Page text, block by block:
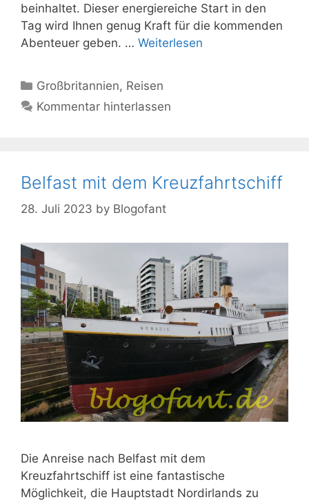
beinhaltet. Dieser energiereiche Start in den
Tag wird Ihnen genug Kraft für die kommenden
Abenteuer geben. … Weiterlesen
Kategorien
Großbritannien, Reisen
Kommentar hinterlassen
Belfast mit dem Kreuzfahrtschiff
28. Juli 2023 by Blogofant
Die Anreise nach Belfast mit dem
Kreuzfahrtschiff ist eine fantastische
Möglichkeit, die Hauptstadt Nordirlands zu